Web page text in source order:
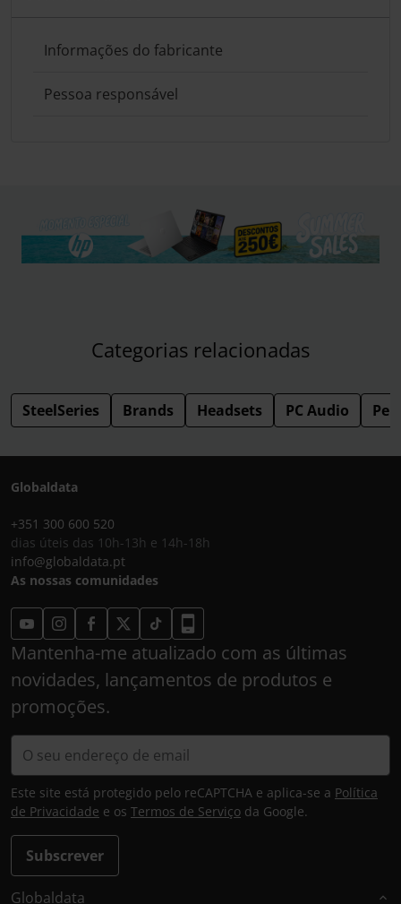
Informações do fabricante
Pessoa responsável
Categorias relacionadas
SteelSeries Brands Headsets PC Audio
Globaldata
+351 300 600 520
dias úteis das 10h-13h e 14h-18h
info@globaldata.pt
As nossas comunidades
Mantenha-me atualizado com as últimas
novidades, lançamentos de produtos e
promoções.
Subscrever
Este site está protegido pelo reCAPTCHA e aplica-se a Política
de Privacidade e os Termos de Serviço da Google.
Globaldata